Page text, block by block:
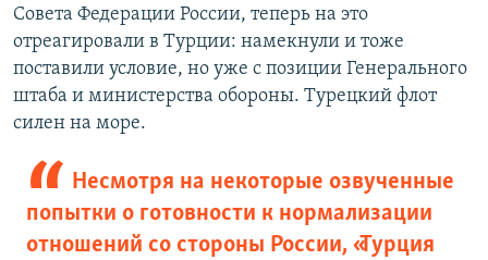
Совета Федерации России, теперь на это
отреагировали в Турции: намекнули и тоже
поставили условие, но уже с позиции Генерального
штаба и министерства обороны. Турецкий флот
силен на море.
Несмотря на некоторые озвученные
попытки о готовности к нормализации
отношений со стороны России, «Турция